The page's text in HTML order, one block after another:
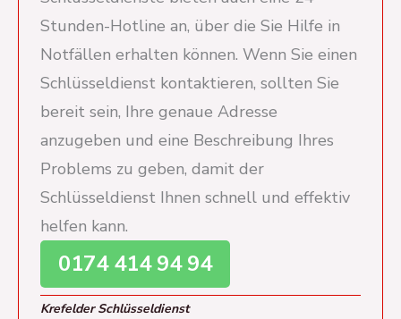
Stunden-Hotline an, über die Sie Hilfe in
Notfällen erhalten können. Wenn Sie einen
Schlüsseldienst kontaktieren, sollten Sie
bereit sein, Ihre genaue Adresse
anzugeben und eine Beschreibung Ihres
Problems zu geben, damit der
Schlüsseldienst Ihnen schnell und effektiv
helfen kann.
0174 414 94 94
Krefelder Schlüsseldienst